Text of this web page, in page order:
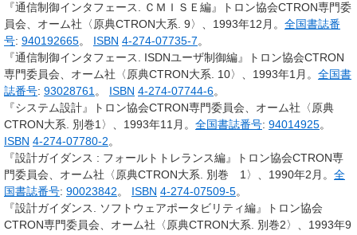
『通信制御インタフェース. ＣＭＩＳＥ編』トロン協会CTRON専門委
員会、オーム社〈原典CTRON大系. 9〉、1993年12月。 全国書誌番
号: 940192665。 ISBN 4-274-07735-7。
『通信制御インタフェース. ISDNユーザ制御編』トロン協会CTRON
専門委員会、オーム社〈原典CTRON大系. 10〉、1993年1月。 全国書
誌番号: 93028761 。 ISBN 4-274-07744-6。
『システム設計』トロン協会CTRON専門委員会、オーム社〈原典
CTRON大系. 別巻1〉、1993年11月。 全国書誌番号: 94014925。
ISBN 4-274-07780-2。
『設計ガイダンス : フォールトトレランス編』トロン協会CTRON専
門委員会、オーム社〈原典CTRON大系. 別巻 1〉、1990年2月。 全
国書誌番号: 90023842。 ISBN 4-274-07509-5。
『設計ガイダンス. ソフトウェアポータビリティ編』トロン協会
CTRON専門委員会、オーム社〈原典CTRON大系. 別巻2〉、1993年9